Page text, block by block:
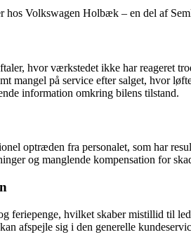
hos Volkswagen Holbæk – en del af
hvor værkstedet ikke har reageret
mangel på service efter salget, hvor
information omkring bilens tilstand.
optræden fra personalet, som har
og manglende kompensation for
feriepenge, hvilket skaber mistillid til
afspejle sig i den generelle